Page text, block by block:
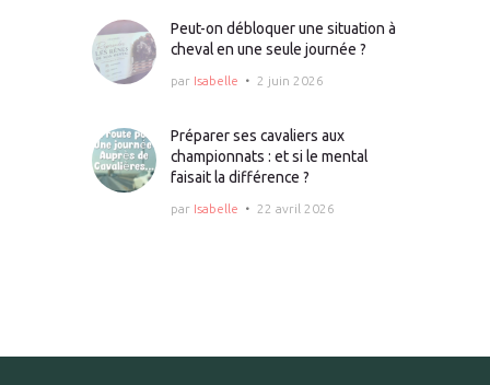
Peut-on débloquer une situation à
cheval en une seule journée ?
par Isabelle 2 juin 2026
Préparer ses cavaliers aux
championnats : et si le mental
faisait la différence ?
par Isabelle 22 avril 2026